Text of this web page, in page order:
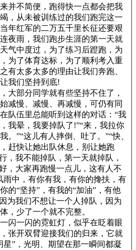
并不简便，跑得快一点都会把我
，从未被训练过的我们跑完这一
年红军的二万五千里长征还要艰
夜雨，我们跑步生涯的第一天就
气中度过，为了练习后蹬跑，为
为了体育达标，为了顺利考入重
有太多太多的理由让我们奔跑、
我们坚持到底!
大部分同学就有些坚持不住了，
减慢、减慢、再减慢，可仍有同
队伍里总能听到这样的对话：“我
我晕，我要掉队了!”“来，我拉你
。”“这儿有人摔倒、吐了。”“快、
赶快让她出队休息，别让她跑
，我不能掉队，第一天就掉队，
，大家再跑慢一点儿，这有人不
中，有你有我，有你的搀扶，有
的“坚持”，有我的“加油”，有他
为我们不想让一个人掉队，因为
，少了一个就不完整。
闪一闪的霓虹灯，似乎在眨着眼
张开双臂迎接我们的归来，它就
星”，光明、期望在那一瞬间都凝